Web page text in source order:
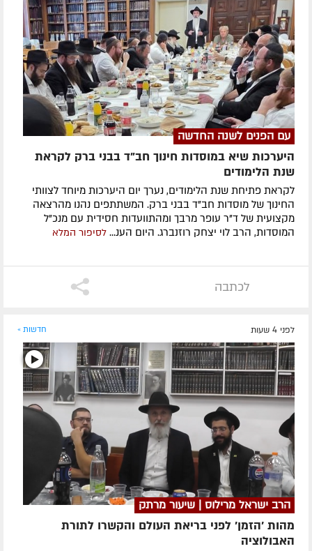
עם הפנים לשנה החדשה
היערכות שיא במוסדות חינוך חב"ד בבני ברק לקראת
שנת הלימודים
לקראת פתיחת שנת הלימודים, נערך יום היערכות מיוחד לצוותי
החינוך של מוסדות חב"ד בבני ברק. המשתתפים נהנו מהרצאה
מקצועית של ד"ר עופר מרבך ומהתוועדות חסידית עם מנכ"ל
המוסדות, הרב לוי יצחק רוזנברג. היום הענ... לסיפור המלא
לכתבה
לפני 4 שעות חדשות »
הרב ישראל מרילוס | שיעור מרתק
מהות 'הזמן' לפני בריאת העולם והקשרו לתורת
האבולוציה